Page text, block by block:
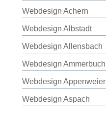
Webdesign Achern
Webdesign Albstadt
Webdesign Allensbach
Webdesign Ammerbuch
Webdesign Appenweier
Webdesign Aspach